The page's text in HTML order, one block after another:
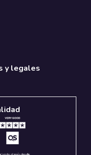
y legales